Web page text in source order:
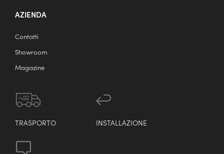
AZIENDA
Contatti
Showroom
Magazine
TRASPORTO INSTALLAZIONE